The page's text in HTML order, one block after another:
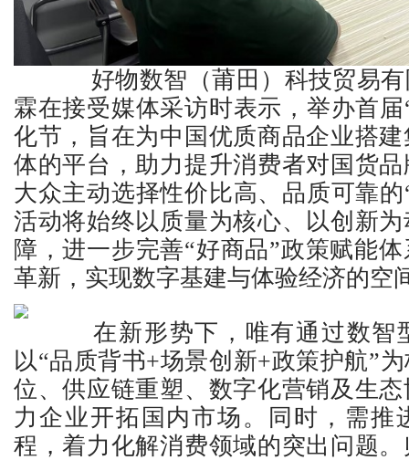
好物数智（莆田）科技贸易有
霖在接受媒体采访时表示，举办首
化节，旨在为中国优质商品企业搭
体的平台，助力提升消费者对国货
大众主动选择性价比高、品质可靠
活动将始终以质量为核心、以创新
障，进一步完善“好商品”政策赋能
革新，实现数字基建与体验经济的空
在新形势下，唯有通过数智
以“品质背书+场景创新+政策护航”
位、供应链重塑、数字化营销及生
力企业开拓国内市场。同时，需推
程，着力化解消费领域的突出问题